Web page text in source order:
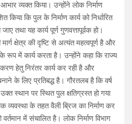
व्यक्त किया। उन्होंने लोक निर्माण
किया कि पुल के निर्माण कार्य को निर्धारित
तथा यह कार्य पूर्ण गुणवत्तापूर्वक हो।
क्षेत्र की दृष्टि से अत्यंत महत्वपूर्ण है और
में कार्य करता है। उन्होंने कहा कि राज्य
हेतु निरंतर कार्य कर रही है और
के लिए प्रतिबद्ध है। गौरतलब है कि वर्ष
स्थान पर स्थित पुल क्षतिग्रस्त हो गया
व्यवस्था के तहत वैली ब्रिज का निर्माण कर
में संचालित है। लोक निर्माण विभाग